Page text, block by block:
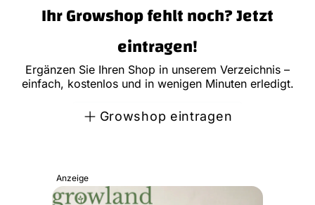
Ihr Growshop fehlt noch? Jetzt
eintragen!
Ergänzen Sie Ihren Shop in unserem Verzeichnis –
einfach, kostenlos und in wenigen Minuten erledigt.
Growshop eintragen
Anzeige